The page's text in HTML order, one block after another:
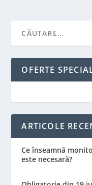
OFERTE
ARTICOLE
Ce înseamnă
este necesară?